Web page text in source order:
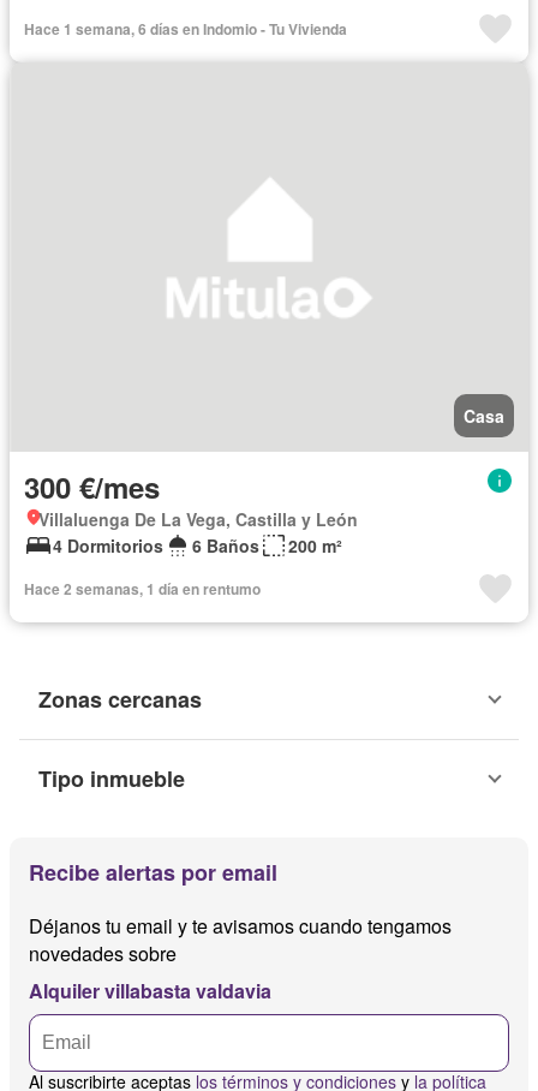
Hace 1 semana, 6 días en Indomio - Tu Vivienda
Casa
300 €/mes
Villaluenga De La Vega, Castilla y León
4 Dormitorios
6 Baños 200 m²
Hace 2 semanas, 1 día en rentumo
Zonas cercanas
Tipo inmueble
Recibe alertas por email
Déjanos tu email y te avisamos cuando tengamos
novedades sobre
Alquiler villabasta valdavia
Al suscribirte aceptas los términos y condiciones y la política